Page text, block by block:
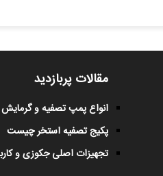
مقالات پربازدید
انواع پمپ تصفیه و
پکیج تصفیه استخر چیست
تجهیزات اصلی جکوزی و